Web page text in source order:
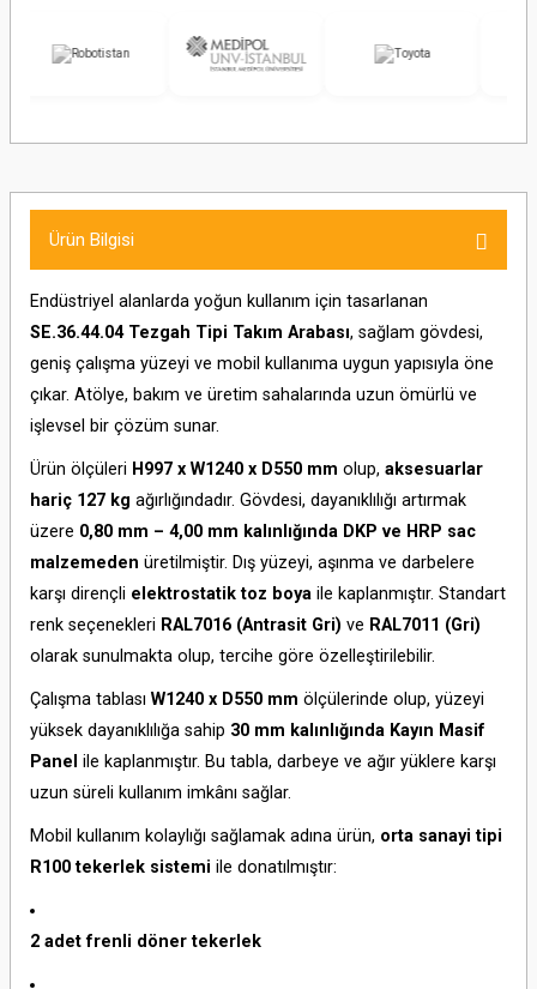
Ürün Bilgisi
Endüstriyel alanlarda yoğun kullanım için tasarlanan
SE.36.44.04 Tezgah Tipi Takım Arabası, sağlam gövdesi,
geniş çalışma yüzeyi ve mobil kullanıma uygun yapısıyla öne
çıkar. Atölye, bakım ve üretim sahalarında uzun ömürlü ve
işlevsel bir çözüm sunar.
Ürün ölçüleri H997 x W1240 x D550 mm olup, aksesuarlar
hariç 127 kg ağırlığındadır. Gövdesi, dayanıklılığı artırmak
üzere 0,80 mm – 4,00 mm kalınlığında DKP ve HRP sac
malzemeden üretilmiştir. Dış yüzeyi, aşınma ve darbelere
karşı dirençli elektrostatik toz boya ile kaplanmıştır. Standart
renk seçenekleri RAL7016 (Antrasit Gri) ve RAL7011 (Gri)
olarak sunulmakta olup, tercihe göre özelleştirilebilir.
Çalışma tablası W1240 x D550 mm ölçülerinde olup, yüzeyi
yüksek dayanıklılığa sahip 30 mm kalınlığında Kayın Masif
Panel ile kaplanmıştır. Bu tabla, darbeye ve ağır yüklere karşı
uzun süreli kullanım imkânı sağlar.
Mobil kullanım kolaylığı sağlamak adına ürün, orta sanayi tipi
R100 tekerlek sistemi ile donatılmıştır:
2 adet frenli döner tekerlek